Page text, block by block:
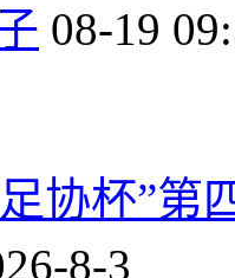
08-19
协杯”第
8-3